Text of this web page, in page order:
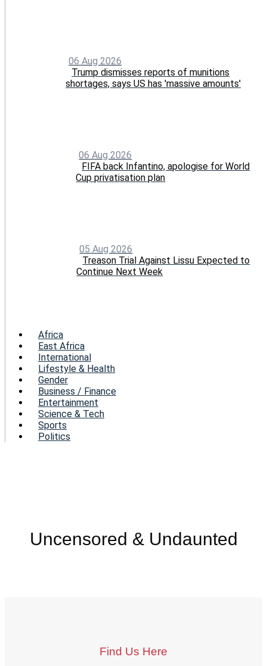
06 Aug 2026
Trump dismisses reports of munitions
shortages, says US has 'massive amounts'
06 Aug 2026
FIFA back Infantino, apologise for World
Cup privatisation plan
05 Aug 2026
Treason Trial Against Lissu Expected to
Continue Next Week
Menu
Africa
East Africa
International
Lifestyle & Health
Gender
Business / Finance
Entertainment
Science & Tech
Sports
Politics
Uncensored & Undaunted
Find Us Here